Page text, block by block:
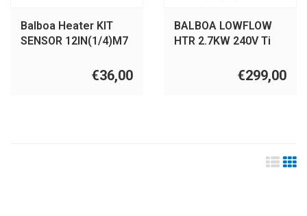
Balboa Heater KIT
SENSOR 12IN(1/4)M7
€36,00
BALBOA LOWFLOW
HTR 2.7KW 240V Ti
€299,00